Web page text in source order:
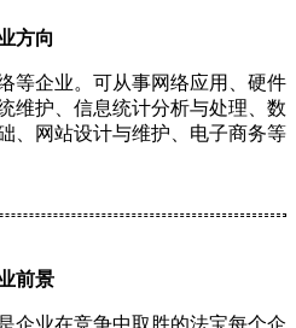
方向
等企业。可从事网络应用、硬件
维护、信息统计分析与处理、数
、网站设计与维护、电子商务等
前景
企业在竞争中取胜的法宝每个企